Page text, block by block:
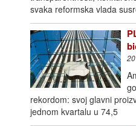
svaka reformska vlada
rekordom: svoj glavni
jednom kvartalu u 74,5